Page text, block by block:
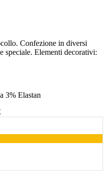
Confezione in diversi
speciale. Elementi decorativi:
3% Elastan